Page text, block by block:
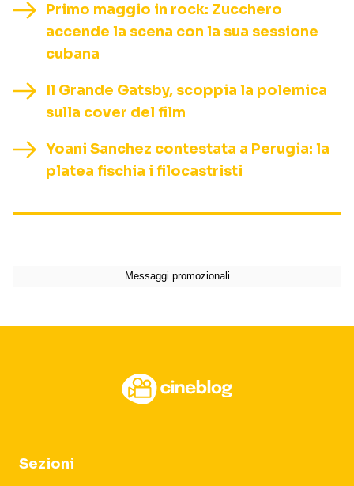
Primo maggio in rock: Zucchero
accende la scena con la sua sessione
cubana
Il Grande Gatsby, scoppia la polemica
sulla cover del film
Yoani Sanchez contestata a Perugia: la
platea fischia i filocastristi
Sezioni